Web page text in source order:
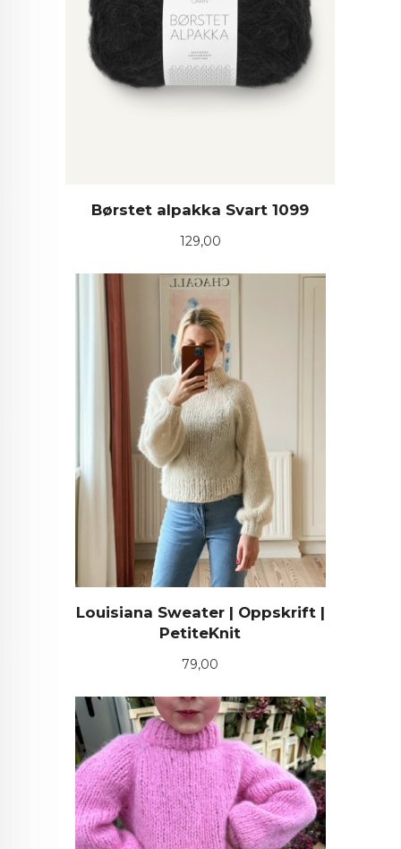
Børstet alpakka Svart 1099
Pris
129,00
Louisiana Sweater | Oppskrift |
PetiteKnit
Pris
79,00